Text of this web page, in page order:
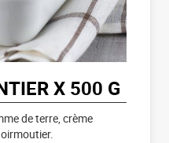
X 500 G
de terre, crème